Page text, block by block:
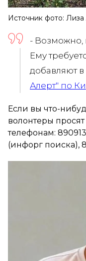
Источник фото:
- Возможно,
Ему
добавляют
Алерт" по
Если вы что-
волонтеры
телефонам:
(инфорг поиска),